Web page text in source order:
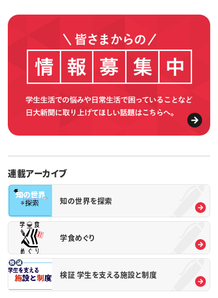
連載アーカイブ
知の世界を探索
学食めぐり
検証 学生を支える施設と制度